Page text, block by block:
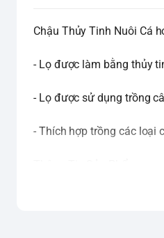
Chậu Thủy Tinh Nuôi Cá
- Lọ được làm bằng thủy
- Lọ được sử dụng trồng
- Thích hợp trồng các loại